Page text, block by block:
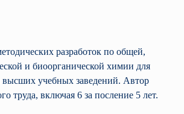
разработок по общей,
и биоорганической химии для
высших учебных заведений. Автор
труда, включая 6 за посление 5 лет.